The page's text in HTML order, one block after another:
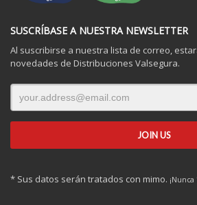
SUSCRÍBASE A NUESTRA NEWSLETTER
Al suscribirse a nuestra lista de correo,
novedades de Distribuciones Valsegura.
* Sus datos serán tratados con mimo.